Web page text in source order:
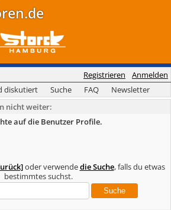
Registrieren Anmelden
diskutiert Suche FAQ
Newsletter
nicht weiter:
auf die Benutzer Profile.
oder verwendedie Suche, falls du etwas
bestimmtes suchst.